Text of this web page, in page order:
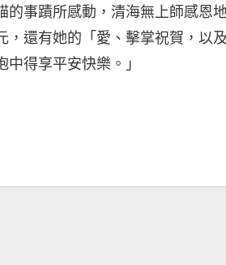
的事蹟所感動，清海無上師感恩
，還有她的「愛、擊掌祝賀，以
中得享平安快樂。」